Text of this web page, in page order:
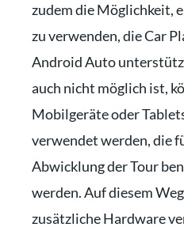
zudem die Möglichkeit,
zu verwenden, die Car
Android Auto
auch nicht möglich ist,
Mobilgeräte oder
verwendet werden, die
Abwicklung der Tour
werden. Auf diesem
zusätzliche Hardware